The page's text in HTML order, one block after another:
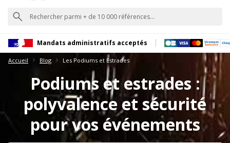
Mandats administratifs acceptés
Accueil Blog Les Podiums et Estrades
Podiums et estrades :
polyvalence et sécurité
pour vos événements